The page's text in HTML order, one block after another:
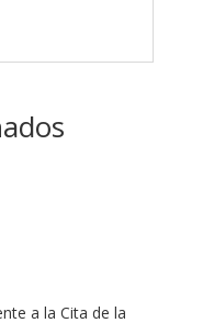
a la Cita de la